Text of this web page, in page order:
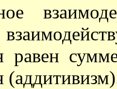
равен